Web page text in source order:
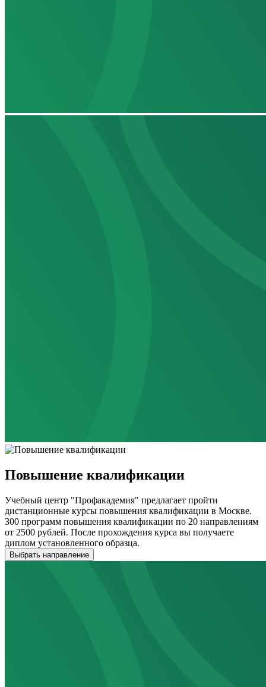
Повышение квалификации
Учебный центр "Профакадемия" предлагает пройти
дистанционные курсы повышения квалификации в Москве.
300 программ повышения квалификации по 20 направлениям
от 2500 рублей. После прохождения курса вы получаете
диплом установленного образца.
Выбрать направление